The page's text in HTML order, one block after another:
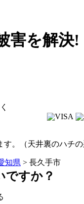
害を解決!
。（天井裏のハチ
知県 > 長久手市
ですか？